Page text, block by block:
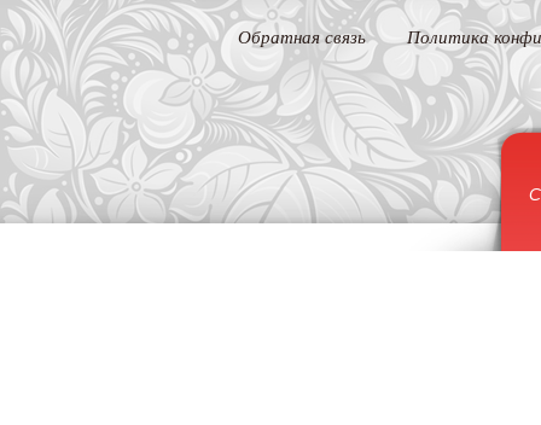
Обратная связь Политика